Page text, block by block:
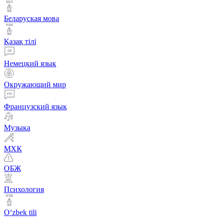
Беларуская мова
Қазақ тiлi
Немецкий язык
Окружающий мир
Французский язык
Музыка
МХК
ОБЖ
Психология
Оʻzbek tili